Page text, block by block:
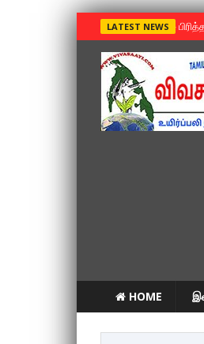
LATEST NEWS »
HOME